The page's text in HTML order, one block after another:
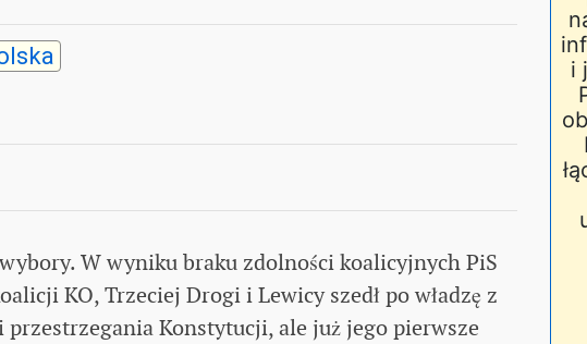
W wyniku braku zdolności koalicyjnych PiS
KO, Trzeciej Drogi i Lewicy szedł po władzę z
Konstytucji, ale już jego pierwsze
i